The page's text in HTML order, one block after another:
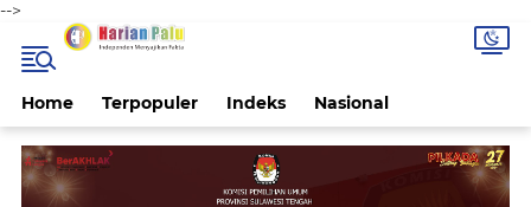
-->
Home Terpopuler Indeks Nasional